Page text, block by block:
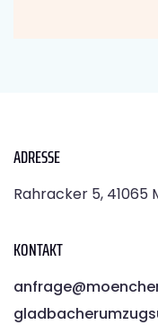
ADRESSE
Rahracker 5,
KONTAKT